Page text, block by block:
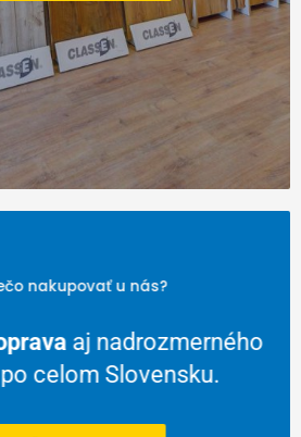
nakupovať u nás?
aj nadrozmerného
celom Slovensku.